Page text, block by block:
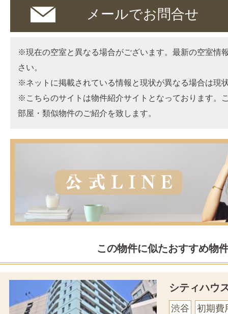
メールでお問合せ
※現在の空室と異なる場合がございます。最新の空室情
さい。
※ネットに掲載されている情報と現状が異なる場合は現
※こちらのサイトは物件紹介サイトとなっております。
部屋・類似物件のご紹介を致します。
この物件に似たおすすめ物
シティハウ
渋谷 初期費